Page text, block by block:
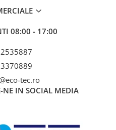
08:00 - 17:00
tec.ro
NE IN SOCIAL MEDIA